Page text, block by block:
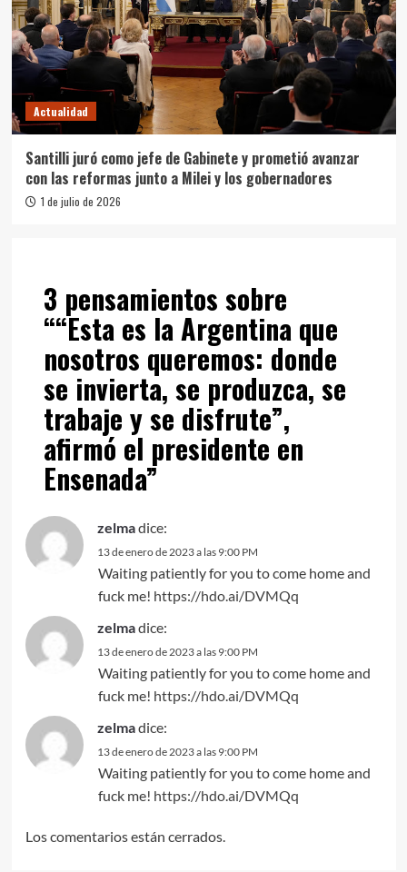
Actualidad
Santilli juró como jefe de Gabinete y prometió avanzar
con las reformas junto a Milei y los gobernadores
1 de julio de 2026
3 pensamientos sobre
““Esta es la Argentina que
nosotros queremos: donde
se invierta, se produzca, se
trabaje y se disfrute”,
afirmó el presidente en
Ensenada”
zelmadice:
13 de enero de 2023 a las 9:00 PM
Waiting patiently for you to come home and
fuck me! https://hdo.ai/DVMQq
zelmadice:
13 de enero de 2023 a las 9:00 PM
Waiting patiently for you to come home and
fuck me! https://hdo.ai/DVMQq
zelmadice:
13 de enero de 2023 a las 9:00 PM
Waiting patiently for you to come home and
fuck me! https://hdo.ai/DVMQq
Los comentarios están cerrados.